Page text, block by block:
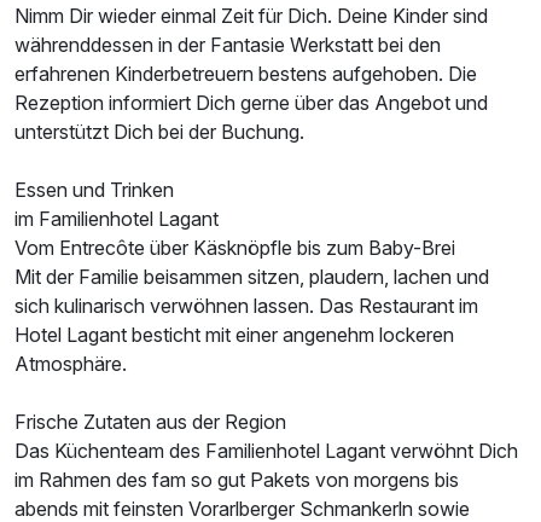
Nimm Dir wieder einmal Zeit für Dich. Deine Kinder sind
währenddessen in der Fantasie Werkstatt bei den
erfahrenen Kinderbetreuern bestens aufgehoben. Die
Rezeption informiert Dich gerne über das Angebot und
unterstützt Dich bei der Buchung.
Essen und Trinken
im Familienhotel Lagant
Vom Entrecôte über Käsknöpfle bis zum Baby-Brei
Mit der Familie beisammen sitzen, plaudern, lachen und
sich kulinarisch verwöhnen lassen. Das Restaurant im
Hotel Lagant besticht mit einer angenehm lockeren
Atmosphäre.
Frische Zutaten aus der Region
Das Küchenteam des Familienhotel Lagant verwöhnt Dich
im Rahmen des fam so gut Pakets von morgens bis
abends mit feinsten Vorarlberger Schmankerln sowie